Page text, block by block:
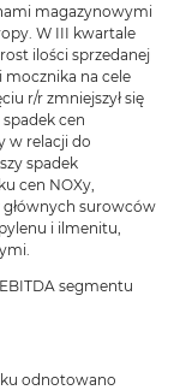
magazynowymi
W III kwartale
ilości sprzedanej
mocznika na cele
r/r zmniejszył się
cen
w relacji do
spadek
cen NOXy,
głównych surowców
i ilmenitu,
segmentu
odnotowano